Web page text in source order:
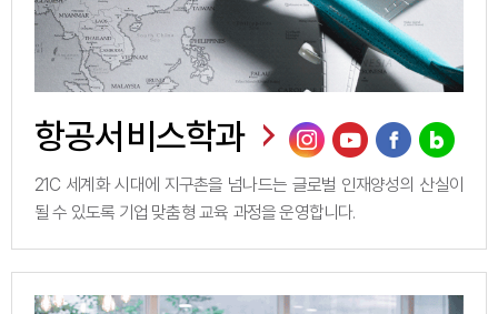
항공서비스학과
21C 세계화 시대에 지구촌을 넘나드는 글로벌 인재양성의 산실이
될 수 있도록 기업 맞춤형 교육 과정을 운영합니다.